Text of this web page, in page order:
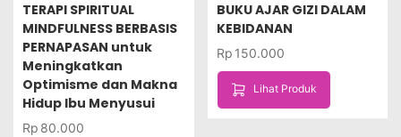
TERAPI SPIRITUAL
MINDFULNESS BERBASIS
PERNAPASAN untuk
Meningkatkan
Optimisme dan Makna
Hidup Ibu Menyusui
Rp 80.000
BUKU AJAR GIZI DALAM
KEBIDANAN
Rp 150.000
Lihat Produk